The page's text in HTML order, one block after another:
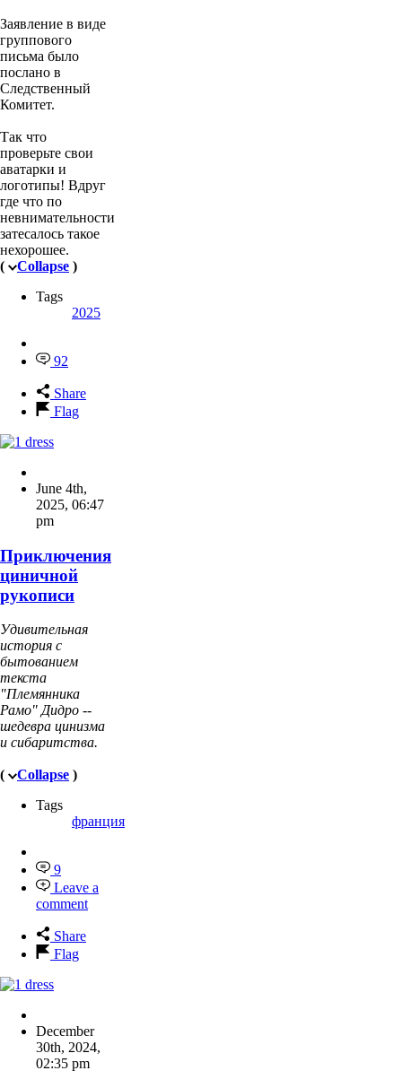
Заявление в виде
группового
письма было
послано в
Следственный
Комитет.
Так что
проверьте свои
аватарки и
логотипы! Вдруг
где что по
невнимательности
затесалось такое
нехорошее.
(
Collapse )
Tags
2025
92
Share
Flag
June 4th,
2025, 06:47
pm
Приключения
циничной
рукописи
Удивительная
история с
бытованием
текста
"Племянника
Рамо" Дидро --
шедевра цинизма
и сибаритства.
( Collapse )
Tags
франция
9
Leave a
comment
Share
Flag
December
30th, 2024,
02:35 pm